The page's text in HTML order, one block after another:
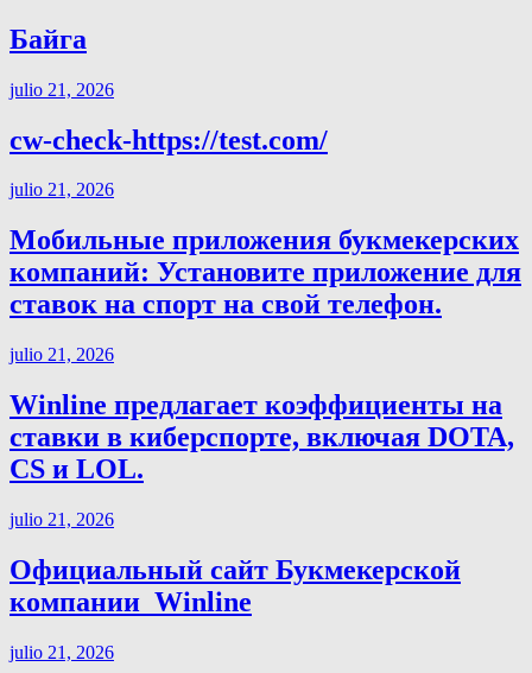
Байга
julio 21, 2026
cw-check-https://test.com/
julio 21, 2026
Мобильные приложения букмекерских
компаний: Установите приложение для
ставок на спорт на свой телефон.
julio 21, 2026
Winline предлагает коэффициенты на
ставки в киберспорте, включая DOTA,
CS и LOL.
julio 21, 2026
Официальный сайт Букмекерской
компании ️ Winline
julio 21, 2026